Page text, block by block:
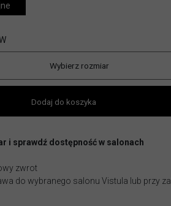
Wybierz rozmiar
Dodaj do koszyka
i sprawdź dostępność w salonach
zwrot
do wybranego salonu Vistula lub przy